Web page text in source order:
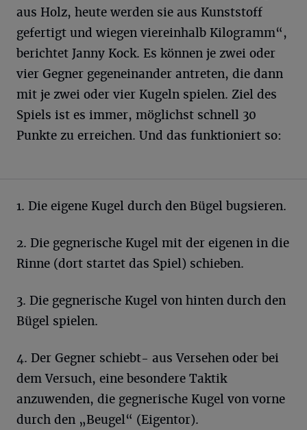
aus Holz, heute werden sie aus Kunststoff
gefertigt und wiegen viereinhalb Kilogramm“,
berichtet Janny Kock. Es können je zwei oder
vier Gegner gegeneinander antreten, die dann
mit je zwei oder vier Kugeln spielen. Ziel des
Spiels ist es immer, möglichst schnell 30
Punkte zu erreichen. Und das funktioniert so:
1. Die eigene Kugel durch den Bügel bugsieren.
2. Die gegnerische Kugel mit der eigenen in die
Rinne (dort startet das Spiel) schieben.
3. Die gegnerische Kugel von hinten durch den
Bügel spielen.
4. Der Gegner schiebt- aus Versehen oder bei
dem Versuch, eine besondere Taktik
anzuwenden, die gegnerische Kugel von vorne
durch den „Beugel“ (Eigentor).